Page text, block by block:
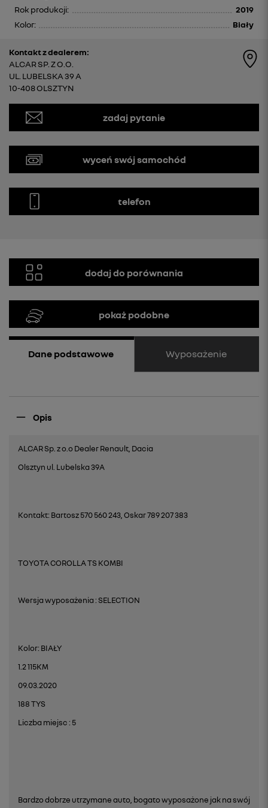
Rok produkcji:
2019
Kolor:
Biały
Kontakt z dealerem:
ALCAR SP. Z O.O.
UL. LUBELSKA 39 A
10-408 OLSZTYN
zadaj pytanie
wyceń swój samochód
telefon
dodaj do porównania
pokaż podobne
Dane podstawowe Wyposażenie
Opis
ALCAR Sp. z o.o Dealer Renault, Dacia
Olsztyn ul. Lubelska 39A
Kontakt: Bartosz 570 560 243, Oskar 789 207 383
TOYOTA COROLLA TS KOMBI
Wersja wyposażenia : SELECTION
Kolor: BIAŁY
1.2 115KM
09.03.2020
188 TYS
Liczba miejsc : 5
Bardzo dobrze utrzymane auto, bogato wyposażone jak na swój